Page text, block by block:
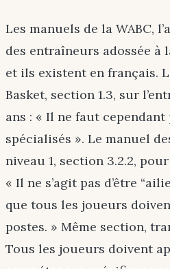
Les manuels de la WABC,
des entraîneurs adossée à
et ils existent en français.
Basket, section 1.3, sur
ans : « Il ne faut
spécialisés ». Le manuel
niveau 1, section 3.2.2,
« Il ne s’agit pas d’être
que tous les joueurs
postes. » Même section,
Tous les joueurs doivent